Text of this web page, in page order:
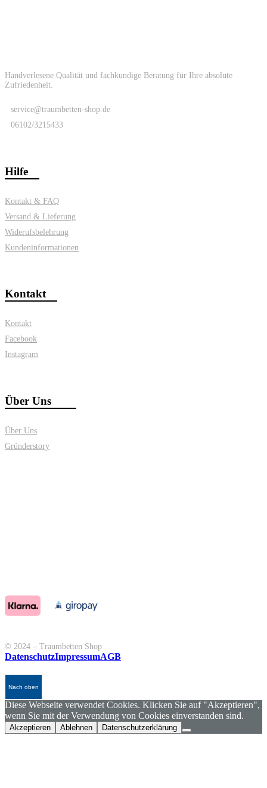
Handverlesene Qualität und fachkundige Beratung für Ihre absolute
Zufriedenheit.
service@traumbetten-shop.de
06102/3215433
Hilfe
Kontakt & FAQ
Versand & Lieferung
Widerufsbelehrung
Kundeninformationen
Kontakt
Kontakt
Facebook
Instagram
Über Uns
Über Uns
Gründerstory
© 2024 – Traumbetten Shop
DatenschutzImpressumAGB
Nach oben
Diese Webseite verwendet Cookies. Klicken Sie auf "Akzeptieren",
wenn Sie mit der Verwendung von Cookies einverstanden sind.
Akzeptieren Ablehnen Datenschutzerklärung